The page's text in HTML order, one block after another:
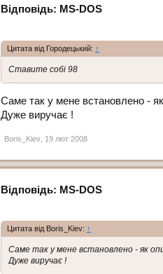
Відповідь: МS-DOS
Цитата від Городецький: ↑
Ставите собі 98
Саме так у мене встановлено -
Дуже виручає !
Boris_Kiev 19 лют 2008
Відповідь: МS-DOS
Цитата від Boris_Kiev: ↑
Саме так у мене встановлено - як
Дуже виручає !